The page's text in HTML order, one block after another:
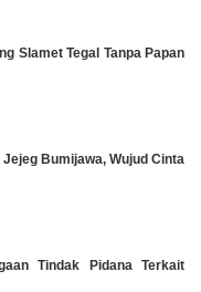
Slamet Tegal Tanpa Papan
Bumijawa, Wujud Cinta
Tindak Pidana Terkait